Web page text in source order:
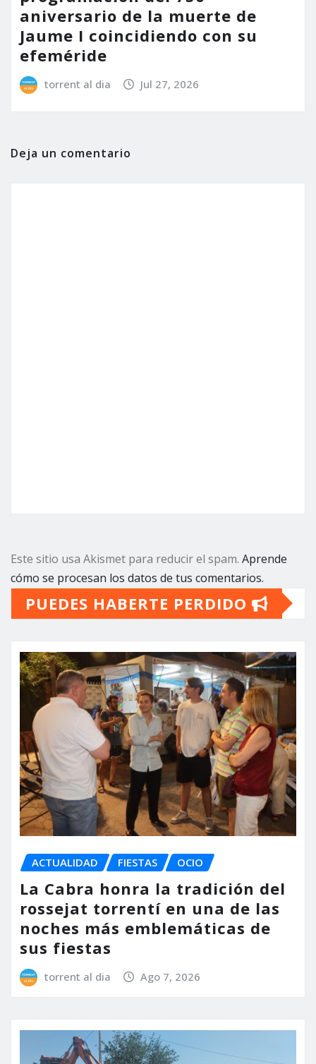
aniversario de la muerte de
Jaume I coincidiendo con su
efeméride
torrent al dia Jul 27, 2026
Deja un comentario
Este sitio usa Akismet para reducir el spam. Aprende
cómo se procesan los datos de tus comentarios.
PUEDES HABERTE PERDIDO
ACTUALIDAD FIESTAS OCIO
La Cabra honra la tradición del
rossejat torrentí en una de las
noches más emblemáticas de
sus fiestas
torrent al dia Ago 7, 2026